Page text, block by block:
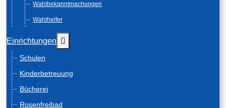
Wahlbekanntmachungen
Wahlhelfer
Einrichtungen
Schulen
Kinderbetreuung
Bücherei
Rosenfreibad